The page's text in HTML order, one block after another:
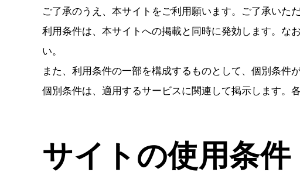
ご了承のうえ、本サイトをご利用願います。ご了承いた
利用条件は、本サイトへの掲載と同時に発効します。な
い。
また、利用条件の一部を構成するものとして、個別条件
個別条件は、適用するサービスに関連して掲示します。
サイトの使用条件